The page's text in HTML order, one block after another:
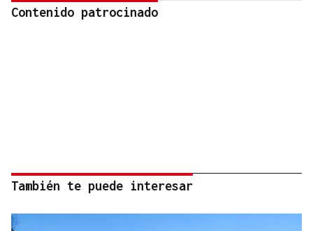
Contenido patrocinado
También te puede interesar